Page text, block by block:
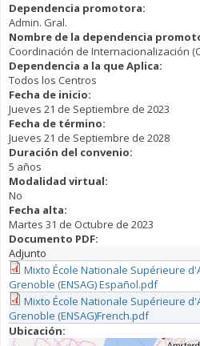
Dependencia promotora:
Admin. Gral.
Nombre de la dependencia
Coordinación de Internacionalización
Dependencia a la que Aplica:
Todos los Centros
Fecha de inicio:
Jueves 21 de Septiembre de 2023
Fecha de término:
Jueves 21 de Septiembre de 2028
Duración del convenio:
5 años
Modalidad virtual:
No
Fecha alta:
Martes 31 de Octubre de 2023
Documento PDF:
Adjunto
Mixto École Nationale Supérieure
Grenoble (ENSAG) Español.pdf
Mixto École Nationale Supérieure
Grenoble (ENSAG)French.pdf
Ubicación: